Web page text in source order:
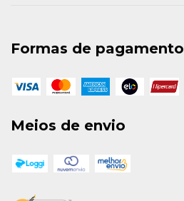
Formas de pagamento
Meios de envio